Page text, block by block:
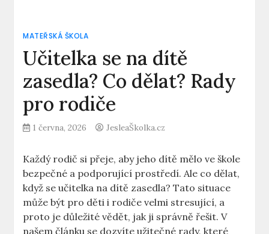
MATEŘSKÁ ŠKOLA
Učitelka se na dítě
zasedla? Co dělat? Rady
pro rodiče
1 června, 2026 JesleaŠkolka.cz
Každý rodič si přeje, aby jeho dítě​ mělo ve škole
bezpečné ​a podporující prostředí. Ale co dělat,
když se učitelka​ na dítě zasedla? Tato situace
může být pro děti i‌ rodiče velmi stresující, a
proto ⁢je důležité ​vědět, jak ji ‌správně řešit. ‍V
našem článku⁣ se dozvíte užitečné rady, ⁣které